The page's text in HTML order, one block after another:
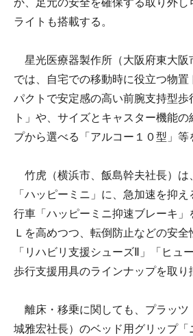
か、足元の安全を確保する取り外し
ライトも搭載する。
星光医療器製作所（大阪府東大阪
では、自宅での移動時に役立つ物置
パクトで安定感の高い前腕支持型歩
ト」や、サイズとキャスター機能
プから選べる「アルコー１０型」等
竹虎（横浜市、飯島幹夫社長）は
「ハッピーミニ」に、急加速を抑
行車「ハッピーミニ抑速ブレーキ」
Ｌを高めつつ、転倒防止などの安全
「リハビリ支援シューズⅡ」「ヒュ
歩行支援用具のラインナップを取り
離床・移乗に関しても、プラッツ
城雅宏社長）のベッド用グリップ「